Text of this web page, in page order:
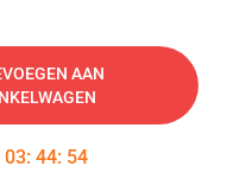
AAN
03: 44: 54